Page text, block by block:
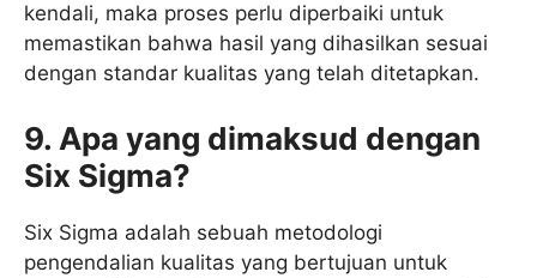
kendali, maka proses perlu diperbaiki untuk
memastikan bahwa hasil yang dihasilkan sesuai
dengan standar kualitas yang telah ditetapkan.
9. Apa yang dimaksud dengan
Six Sigma?
Six Sigma adalah sebuah metodologi
pengendalian kualitas yang bertujuan untuk